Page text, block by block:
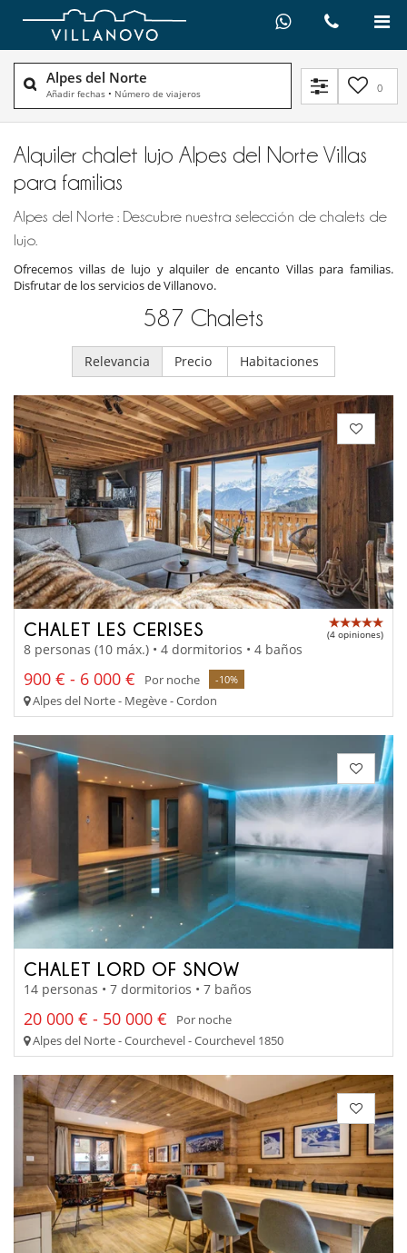
Alpes del Norte
Añadir fechas • Número de viajeros 0
Alquiler chalet lujo Alpes del Norte Villas
para familias
Alpes del Norte : Descubre nuestra selección de chalets de
lujo.
Ofrecemos villas de lujo y alquiler de encanto Villas para familias.
Disfrutar de los servicios de Villanovo.
587 Chalets
Relevancia Precio Habitaciones
CHALET LES CERISES (4 opiniones)
8 personas (10 máx.) • 4 dormitorios • 4 baños
900 € - 6 000 € Por noche -10%
Alpes del Norte - Megève - Cordon
CHALET LORD OF SNOW
14 personas • 7 dormitorios • 7 baños
20 000 € - 50 000 €
Por noche
Alpes del Norte - Courchevel - Courchevel 1850